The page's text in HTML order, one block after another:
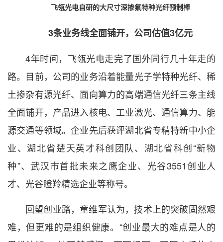
飞瓴光电自研的大尺寸深掺氟特种光纤预制棒
3条业务线全面铺开，公司估值3亿元
4年时间，飞瓴光电走完了国外同行几十年走的
路。目前，公司的业务沿着能量光子学特种光纤、稀
土掺杂有源光纤、面向算力的高端通信光纤三条主线
全面铺开，产品进入核电、工业激光、通信算力、能
源交通等领域。企业先后获评湖北省专精特新中小企
业、湖北省楚天英才科创团队、湖北省科创“新物
种”、武汉市首批未来之鹰企业、光谷3551创业人
才、光谷瞪羚精选企业等称号。
回望创业路，童维军认为，技术上的突破固然艰
难，但更难的是组织健康。“创业最大的难点是人的